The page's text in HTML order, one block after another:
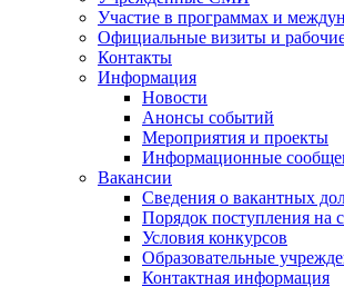
Участие в программах и
Официальные визиты и
Контакты
Информация
Новости
Анонсы событий
Мероприятия и проекты
Информационные
Вакансии
Сведения о вакантных
Порядок поступления на
Условия конкурсов
Образовательные
Контактная информация